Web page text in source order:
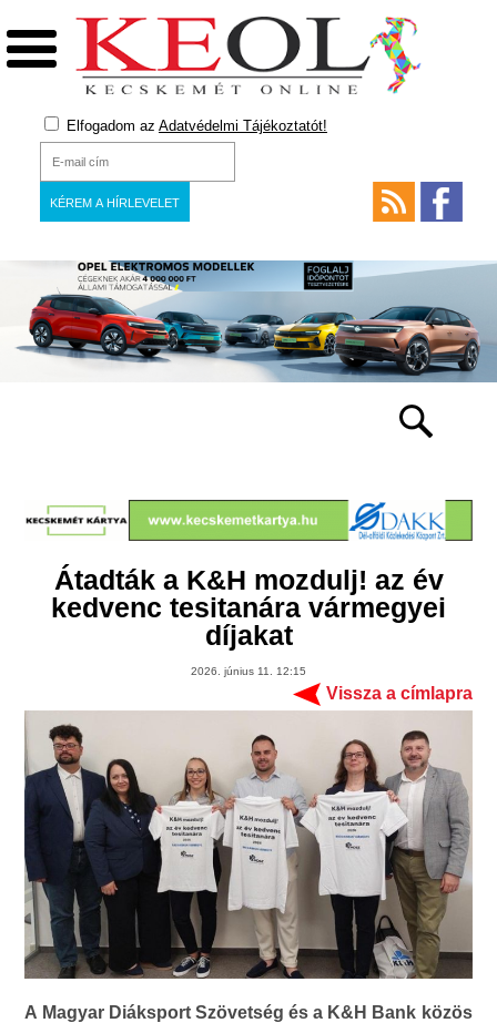
Elfogadom az Adatvédelmi Tájékoztatót!
Átadták a K&H mozdulj! az év
kedvenc tesitanára vármegyei
díjakat
2026. június 11. 12:15
Vissza a címlapra
A Magyar Diáksport Szövetség és a K&H Bank közös